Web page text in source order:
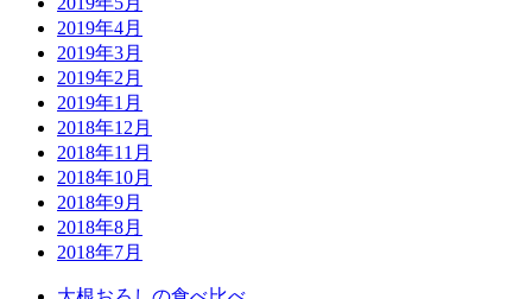
2019年4月
2019年3月
2019年2月
2019年1月
2018年12月
2018年11月
2018年10月
2018年9月
2018年8月
2018年7月